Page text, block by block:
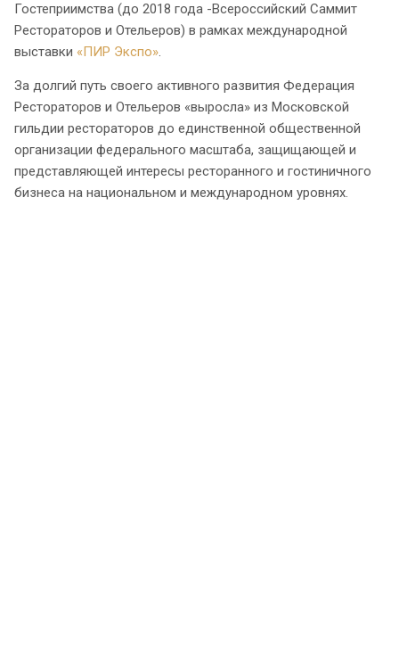
Гостеприимства (до 2018 года -Всероссийский Саммит
Рестораторов и Отельеров) в рамках международной
выставки «ПИР Экспо».
За долгий путь своего активного развития Федерация
Рестораторов и Отельеров «выросла» из Московской
гильдии рестораторов до единственной общественной
организации федерального масштаба, защищающей и
представляющей интересы ресторанного и гостиничного
бизнеса на национальном и международном уровнях.